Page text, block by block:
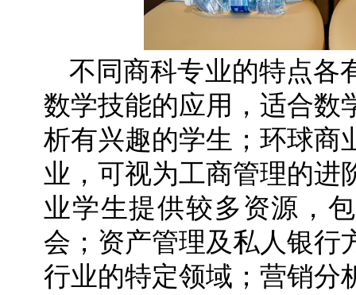
不同商科专业的特点各
数学技能的应用，适合数
析有兴趣的学生；环球商
业，可视为工商管理的进
业学生提供较多资源，
会；资产管理及私人银行
行业的特定领域；营销分